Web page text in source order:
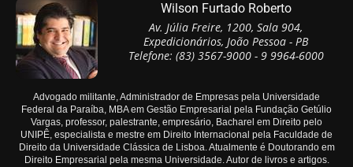
Wilson Furtado Roberto
Av. Júlia Freire, 1200, Sala 904,
Expedicionários, João Pessoa - PB
Telefone: (83) 3567-9000 - 9 9964-6000
Advogado militante, Administrador de Empresas pela Universidade
Federal da Paraíba, MBA em Gestão Empresarial pela Fundação Getúlio
Vargas, professor, palestrante, empresário, Bacharel em Direito pelo
UNIPÊ, especialista e mestre em Direito Internacional pela Faculdade de
Direito da Universidade Clássica de Lisboa. Atualmente é Doutorando em
Direito Empresarial pela mesma Universidade. Autor de livros e artigos.